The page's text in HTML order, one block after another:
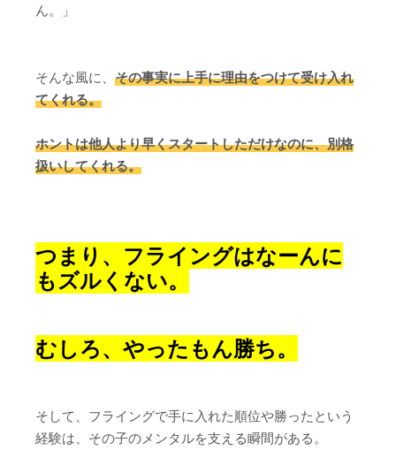
ん。」
そんな風に、 その事実に上手に理由をつけて受け入れ
てくれる。
ホントは他人より早くスタートしただけなのに、別格
扱いしてくれる。
つまり、フライングはなーんに
もズルくない。
むしろ、やったもん勝ち。
そして、フライングで手に入れた順位や勝ったという
経験は、その子のメンタルを支える瞬間がある。